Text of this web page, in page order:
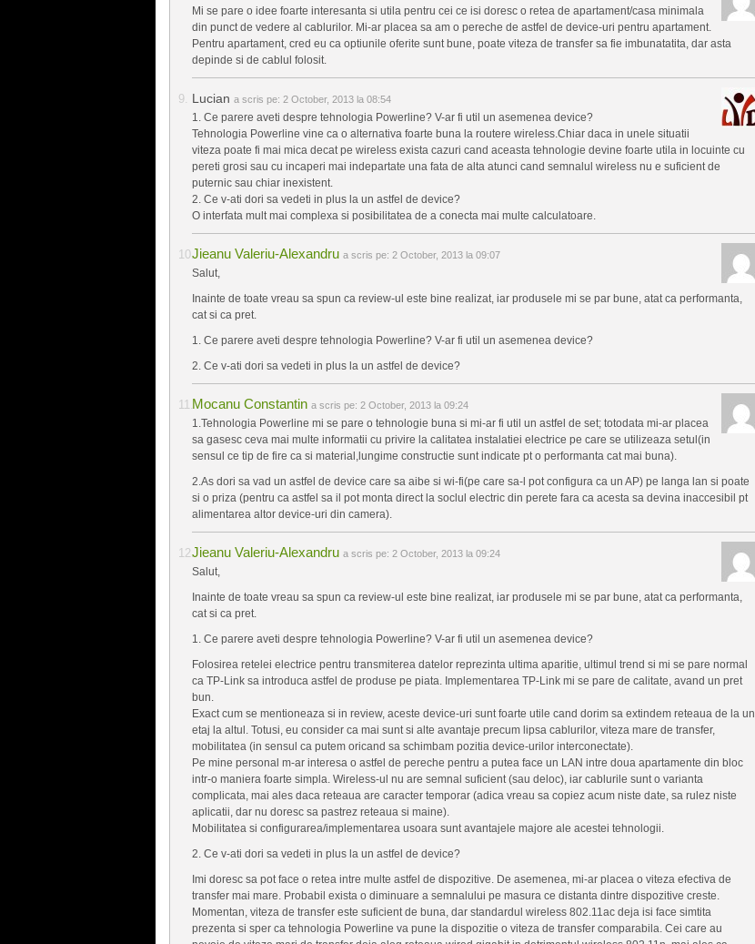
Mi se pare o idee foarte interesanta si utila pentru cei ce isi doresc o retea de apartament/casa minimala
din punct de vedere al cablurilor. Mi-ar placea sa am o pereche de astfel de device-uri pentru apartament.
Pentru apartament, cred eu ca optiunile oferite sunt bune, poate viteza de transfer sa fie imbunatatita, dar asta
depinde si de cablul folosit.
Lucian a scris pe: 2 October, 2013 la 08:54
1. Ce parere aveti despre tehnologia Powerline? V-ar fi util un asemenea device?
Tehnologia Powerline vine ca o alternativa foarte buna la routere wireless.Chiar daca in unele situatii
viteza poate fi mai mica decat pe wireless exista cazuri cand aceasta tehnologie devine foarte utila in locuinte cu
pereti grosi sau cu incaperi mai indepartate una fata de alta atunci cand semnalul wireless nu e suficient de
puternic sau chiar inexistent.
2. Ce v-ati dori sa vedeti in plus la un astfel de device?
O interfata mult mai complexa si posibilitatea de a conecta mai multe calculatoare.
Jieanu Valeriu-Alexandru a scris pe: 2 October, 2013 la 09:07
Salut,
Inainte de toate vreau sa spun ca review-ul este bine realizat, iar produsele mi se par bune, atat ca performanta,
cat si ca pret.
1. Ce parere aveti despre tehnologia Powerline? V-ar fi util un asemenea device?
2. Ce v-ati dori sa vedeti in plus la un astfel de device?
Mocanu Constantin a scris pe: 2 October, 2013 la 09:24
1.Tehnologia Powerline mi se pare o tehnologie buna si mi-ar fi util un astfel de set; totodata mi-ar placea
sa gasesc ceva mai multe informatii cu privire la calitatea instalatiei electrice pe care se utilizeaza setul(in
sensul ce tip de fire ca si material,lungime constructie sunt indicate pt o performanta cat mai buna).
2.As dori sa vad un astfel de device care sa aibe si wi-fi(pe care sa-l pot configura ca un AP) pe langa lan si poate
si o priza (pentru ca astfel sa il pot monta direct la soclul electric din perete fara ca acesta sa devina inaccesibil pt
alimentarea altor device-uri din camera).
Jieanu Valeriu-Alexandru a scris pe: 2 October, 2013 la 09:24
Salut,
Inainte de toate vreau sa spun ca review-ul este bine realizat, iar produsele mi se par bune, atat ca performanta,
cat si ca pret.
1. Ce parere aveti despre tehnologia Powerline? V-ar fi util un asemenea device?
Folosirea retelei electrice pentru transmiterea datelor reprezinta ultima aparitie, ultimul trend si mi se pare normal
ca TP-Link sa introduca astfel de produse pe piata. Implementarea TP-Link mi se pare de calitate, avand un pret
bun.
Exact cum se mentioneaza si in review, aceste device-uri sunt foarte utile cand dorim sa extindem reteaua de la un
etaj la altul. Totusi, eu consider ca mai sunt si alte avantaje precum lipsa cablurilor, viteza mare de transfer,
mobilitatea (in sensul ca putem oricand sa schimbam pozitia device-urilor interconectate).
Pe mine personal m-ar interesa o astfel de pereche pentru a putea face un LAN intre doua apartamente din bloc
intr-o maniera foarte simpla. Wireless-ul nu are semnal suficient (sau deloc), iar cablurile sunt o varianta
complicata, mai ales daca reteaua are caracter temporar (adica vreau sa copiez acum niste date, sa rulez niste
aplicatii, dar nu doresc sa pastrez reteaua si maine).
Mobilitatea si configurarea/implementarea usoara sunt avantajele majore ale acestei tehnologii.
2. Ce v-ati dori sa vedeti in plus la un astfel de device?
Imi doresc sa pot face o retea intre multe astfel de dispozitive. De asemenea, mi-ar placea o viteza efectiva de
transfer mai mare. Probabil exista o diminuare a semnalului pe masura ce distanta dintre dispozitive creste.
Momentan, viteza de transfer este suficient de buna, dar standardul wireless 802.11ac deja isi face simtita
prezenta si sper ca tehnologia Powerline va pune la dispozitie o viteza de transfer comparabila. Cei care au